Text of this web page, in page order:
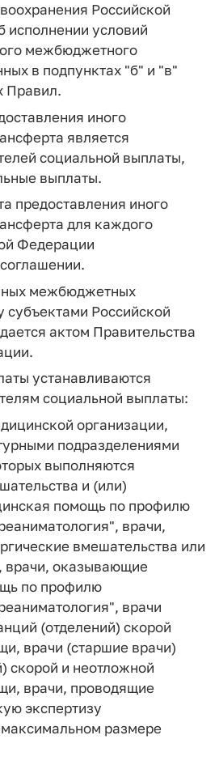
Российской
исполнении условий
межбюджетного
в подпунктах "б" и "в"
Правил.
иного
является
социальной выплаты,
выплаты.
предоставления иного
для каждого
Федерации
межбюджетных
Российской
актом Правительства
устанавливаются
социальной выплаты:
организации,
подразделениями
выполняются
и (или)
помощь по профилю
врачи,
вмешательства или
врачи, оказывающие
по профилю
врачи
(отделений) скорой
врачи (старшие врачи)
скорой и неотложной
врачи, проводящие
экспертизу
размере